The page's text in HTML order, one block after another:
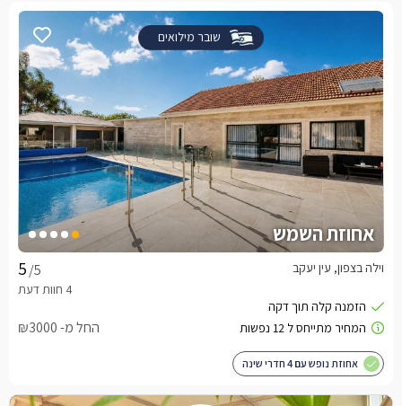
שובר מילואים
אחוזת השמש
/5 וילה בצפון, עין יעקב
החל מ- ₪3000
אחוזת נופש עם 4 חדרי שינה